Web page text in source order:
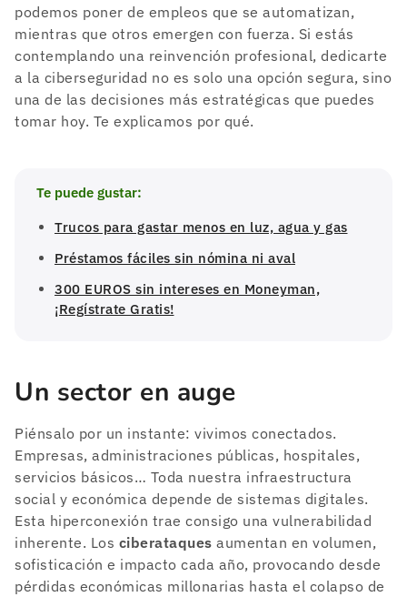
podemos poner de empleos que se automatizan,
mientras que otros emergen con fuerza. Si estás
contemplando una reinvención profesional, dedicarte
a la ciberseguridad no es solo una opción segura, sino
una de las decisiones más estratégicas que puedes
tomar hoy. Te explicamos por qué.
Te puede gustar:
Trucos para gastar menos en luz, agua y gas
Préstamos fáciles sin nómina ni aval
300 EUROS sin intereses en Moneyman,
¡Regístrate Gratis!
Un sector en auge
Piénsalo por un instante: vivimos conectados.
Empresas, administraciones públicas, hospitales,
servicios básicos… Toda nuestra infraestructura
social y económica depende de sistemas digitales.
Esta hiperconexión trae consigo una vulnerabilidad
inherente. Los ciberataques aumentan en volumen,
sofisticación e impacto cada año, provocando desde
pérdidas económicas millonarias hasta el colapso de